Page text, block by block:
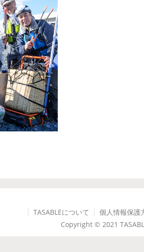
TASABLEについて 個人情報保護
Copyright © 2021